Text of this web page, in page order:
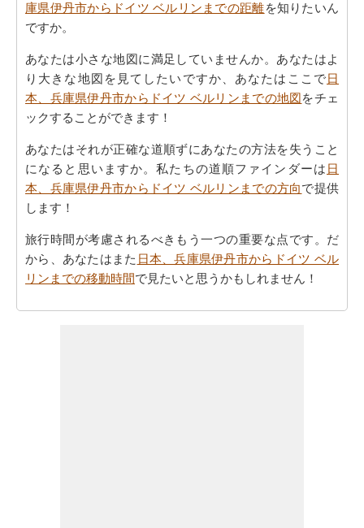
庫県伊丹市からドイツ ベルリンまでの距離を知りたいん
ですか。
あなたは小さな地図に満足していませんか。あなたはよ
り大きな地図を見てしたいですか、あなたはここで日
本、兵庫県伊丹市からドイツ ベルリンまでの地図をチェ
ックすることができます！
あなたはそれが正確な道順ずにあなたの方法を失うこと
になると思いますか。私たちの道順ファインダーは 日
本、兵庫県伊丹市からドイツ ベルリンまでの方向で提供
します！
旅行時間が考慮されるべきもう一つの重要な点です。だ
から、あなたはまた 日本、兵庫県伊丹市からドイツ ベル
リンまでの移動時間で見たいと思うかもしれません！
あなたは自身であなたの旅行を計画するのに疲れていま